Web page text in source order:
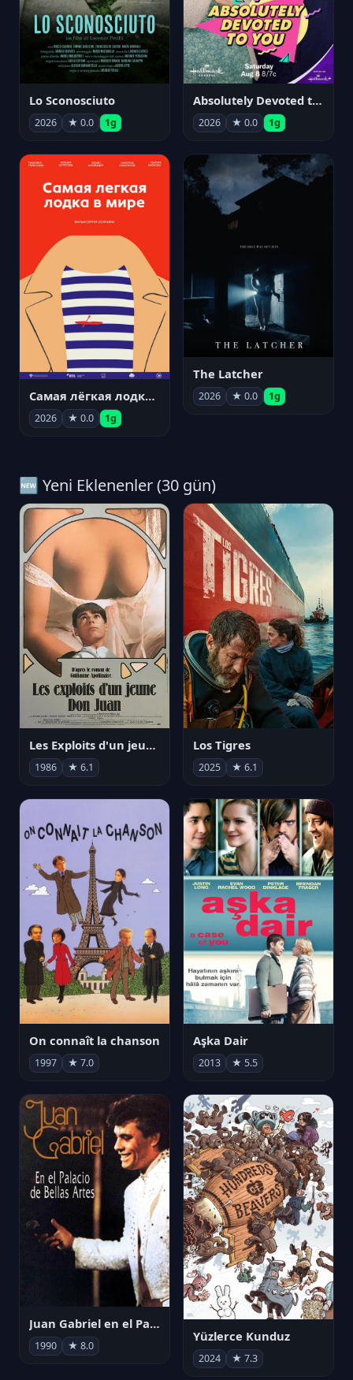
Lo Sconosciuto
2026 ★ 0.0 1g
Absolutely Devoted to You
2026 ★ 0.0 1g
Самая лёгкая лодка в мире
2026 ★ 0.0 1g
The Latcher
2026 ★ 0.0 1g
🆕 Yeni Eklenenler (30 gün)
Les Exploits d'un jeune Don Juan
1986 ★ 6.1
Los Tigres
2025 ★ 6.1
On connaît la chanson
1997 ★ 7.0
Aşka Dair
2013 ★ 5.5
Juan Gabriel en el Palacio de Bellas Artes
1990 ★ 8.0
Yüzlerce Kunduz
2024 ★ 7.3